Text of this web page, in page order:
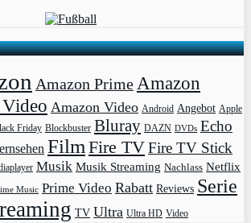
Amazon PrimeAmazon
Amazon Video Android Angebot Apple
Friday Blockbuster Bluray DAZN DVDs Echo
FilmFire TVFire TV Stick
Musik Musik Streaming Nachlass Netflix
Music Prime Video Rabatt Reviews Serie
TV Ultra Ultra HD Video